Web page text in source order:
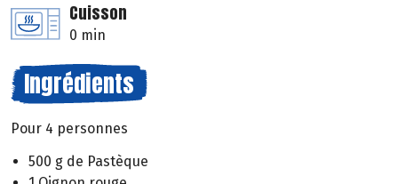
Cuisson
0 min
Ingrédients
Pour 4 personnes
500 g de Pastèque